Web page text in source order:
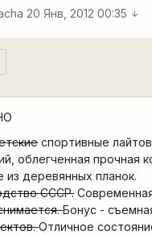
20 Янв, 2012 00:35 arrow_downward
спортивные
облегченная прочная
из деревянных планок.
СССР.
Бонус -
Отличное